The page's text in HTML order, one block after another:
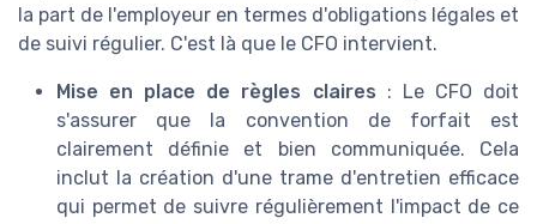
la part de l'employeur en termes d'obligations légales et
de suivi régulier. C'est là que le CFO intervient.
Mise en place de règles claires : Le CFO doit
s'assurer que la convention de forfait est
clairement définie et bien communiquée. Cela
inclut la création d'une trame d'entretien efficace
qui permet de suivre régulièrement l'impact de ce